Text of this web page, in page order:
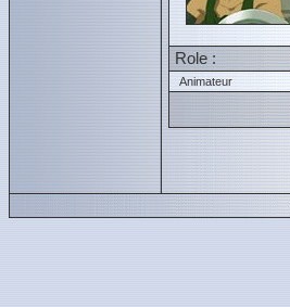
Role :
Animateur